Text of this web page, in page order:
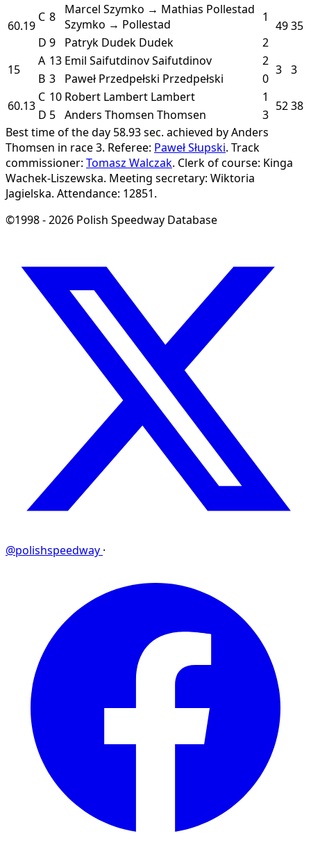
60.19
C 8
Marcel Szymko → Mathias Pollestad
Szymko → Pollestad
1
4935
D 9 Patryk Dudek Dudek
2
15
A 13 Emil SaifutdinovSaifutdinov 2
3 3
B 3 Paweł Przedpełski Przedpełski
0
60.13
C 10 Robert Lambert Lambert 1
5238
D 5 Anders Thomsen Thomsen
3
Best time of the day 58.93 sec. achieved by Anders
Thomsen in race 3. Referee: Paweł Słupski. Track
commissioner: Tomasz Walczak. Clerk of course: Kinga
Wachek-Liszewska. Meeting secretary: Wiktoria
Jagielska. Attendance: 12851.
©1998 - 2026 Polish Speedway Database
@polishspeedway ·